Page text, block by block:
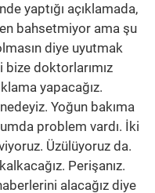
yaptığı açıklamada,
bahsetmiyor ama şu
diye uyutmak
doktorlarımız
yapacağız.
Yoğun bakıma
problem vardı. İki
Üzülüyoruz da.
Perişanız.
alacağız diye